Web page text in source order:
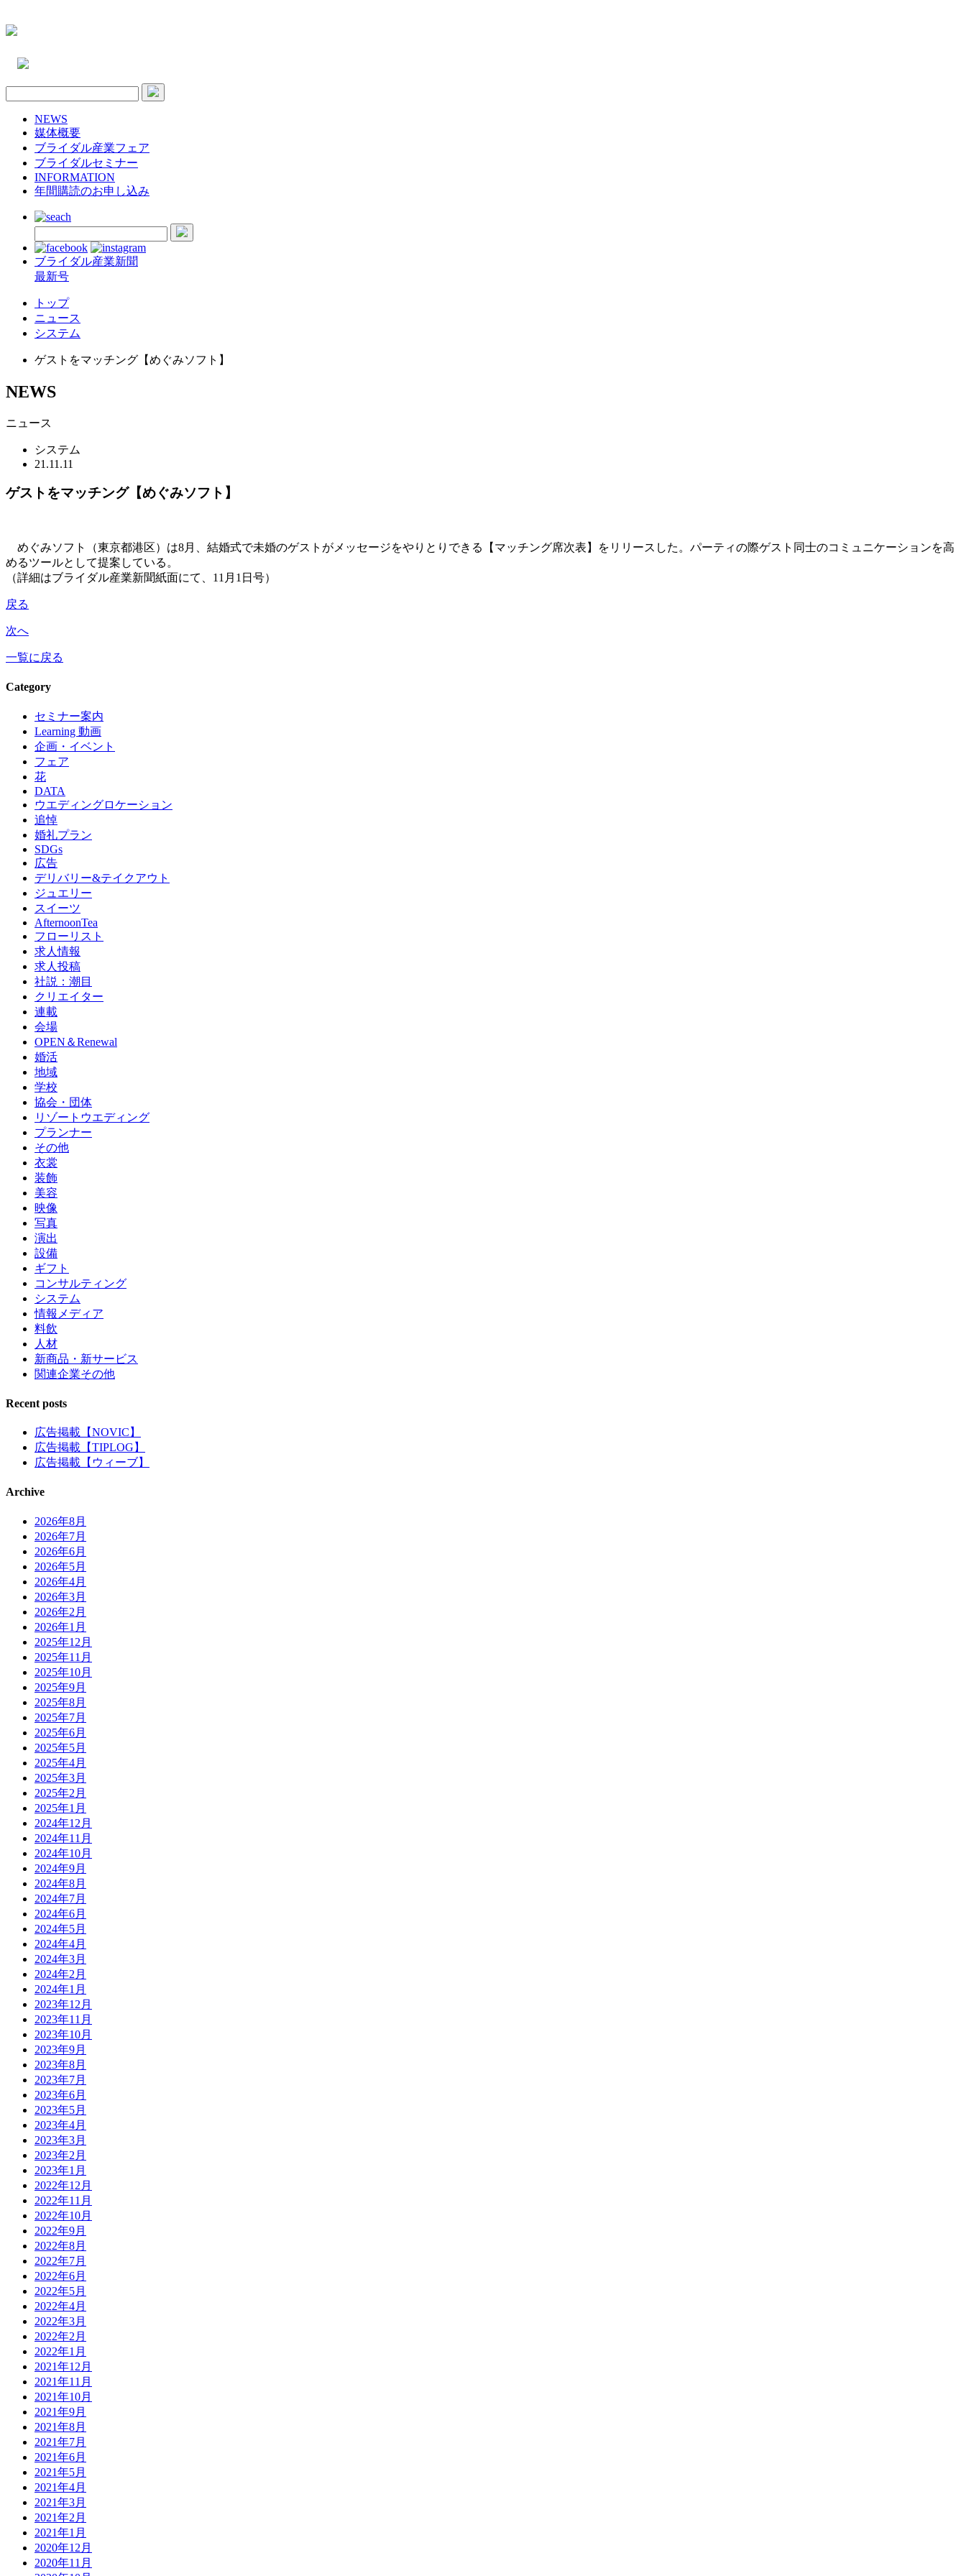
NEWS
媒体概要
ブライダル産業フェア
ブライダルセミナー
INFORMATION
年間購読のお申し込み
ブライダル産業新聞
最新号
トップ
ニュース
システム
ゲストをマッチング【めぐみソフト】
NEWS
ニュース
システム
21.11.11
ゲストをマッチング【めぐみソフト】
めぐみソフト（東京都港区）は8月、結婚式で未婚のゲストがメッセージをやりとりできる【マッチング席次表】をリリースした。パーティの際ゲスト同士のコミュニケーションを高
めるツールとして提案している。
（詳細はブライダル産業新聞紙面にて、11月1日号）
戻る
次へ
一覧に戻る
Category
セミナー案内
Learning 動画
企画・イベント
フェア
花
DATA
ウエディングロケーション
追悼
婚礼プラン
SDGs
広告
デリバリー&テイクアウト
ジュエリー
スイーツ
AfternoonTea
フローリスト
求人情報
求人投稿
社説：潮目
クリエイター
連載
会場
OPEN＆Renewal
婚活
地域
学校
協会・団体
リゾートウエディング
プランナー
その他
衣裳
装飾
美容
映像
写真
演出
設備
ギフト
コンサルティング
システム
情報メディア
料飲
人材
新商品・新サービス
関連企業その他
Recent posts
広告掲載【NOVIC】
広告掲載【TIPLOG】
広告掲載【ウィーブ】
Archive
2026年8月
2026年7月
2026年6月
2026年5月
2026年4月
2026年3月
2026年2月
2026年1月
2025年12月
2025年11月
2025年10月
2025年9月
2025年8月
2025年7月
2025年6月
2025年5月
2025年4月
2025年3月
2025年2月
2025年1月
2024年12月
2024年11月
2024年10月
2024年9月
2024年8月
2024年7月
2024年6月
2024年5月
2024年4月
2024年3月
2024年2月
2024年1月
2023年12月
2023年11月
2023年10月
2023年9月
2023年8月
2023年7月
2023年6月
2023年5月
2023年4月
2023年3月
2023年2月
2023年1月
2022年12月
2022年11月
2022年10月
2022年9月
2022年8月
2022年7月
2022年6月
2022年5月
2022年4月
2022年3月
2022年2月
2022年1月
2021年12月
2021年11月
2021年10月
2021年9月
2021年8月
2021年7月
2021年6月
2021年5月
2021年4月
2021年3月
2021年2月
2021年1月
2020年12月
2020年11月